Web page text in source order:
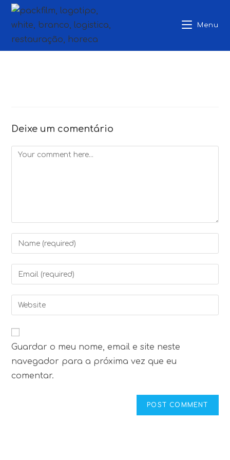
Skip
Menu
Deixe um comentário
Comment
Enter
your
name
or
to
comment
Enter
your
email
address
comment
Enter
your
website
(optional)
Guardar o meu nome, email e site neste
navegador para a próxima vez que eu
comentar.